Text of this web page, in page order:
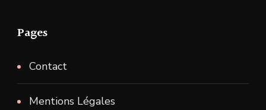
Pages
Contact
Mentions Légales